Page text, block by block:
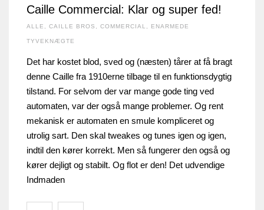
Caille Commercial: Klar og super fed!
ALLE , CAILLE BROS , COMMERCIAL , ENARMEDE
TYVEKNÆGTE
Det har kostet blod, sved og (næsten) tårer at få bragt
denne Caille fra 1910erne tilbage til en funktionsdygtig
tilstand. For selvom der var mange gode ting ved
automaten, var der også mange problemer. Og rent
mekanisk er automaten en smule kompliceret og
utrolig sart. Den skal tweakes og tunes igen og igen,
indtil den kører korrekt. Men så fungerer den også og
kører dejligt og stabilt. Og flot er den! Det udvendige
Indmaden